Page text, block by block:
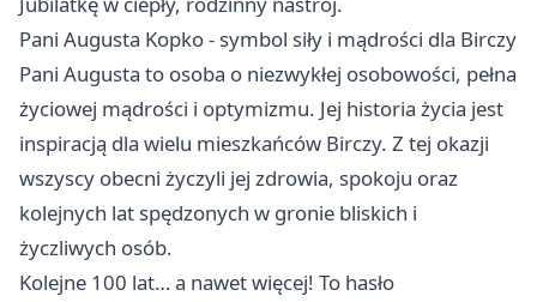
Pani Augusta Kopko - symbol siły i mądrości dla Birczy
Pani Augusta to osoba o niezwykłej osobowości, pełna
życiowej mądrości i optymizmu. Jej historia życia jest
inspiracją dla wielu mieszkańców Birczy. Z tej okazji
wszyscy obecni życzyli jej zdrowia, spokoju oraz
kolejnych lat spędzonych w gronie bliskich i
życzliwych osób.
Kolejne 100 lat… a nawet więcej! To hasło